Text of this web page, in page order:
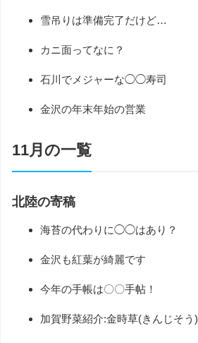
雪吊りは準備完了だけど…
カニ面ってなに？
石川でメジャーな◯◯寿司
金沢の年末年始の営業
11月の一覧
北陸の寄稿
海苔の代わりに◯◯はあり？
金沢も紅葉が綺麗です
今年の手帳は〇〇手帖！
加賀野菜紹介:金時草(きんじそう)